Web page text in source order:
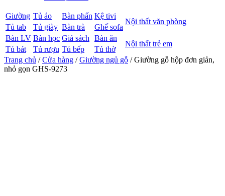
Giường Tủ áo Bàn phấn Kệ tivi
Nội thất văn phòng
Tủ tab Tủ giày Bàn trà
Ghế sofa
Bàn LV Bàn học Giá sách Bàn ăn
Nội thất trẻ em
Tủ bát Tủ rượu Tủ bếp
Tủ thờ
Trang chủ /Cửa hàng /Giường ngủ gỗ / Giường gỗ hộp đơn giản,
nhỏ gọn GHS-9273